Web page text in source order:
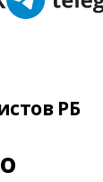
РБ